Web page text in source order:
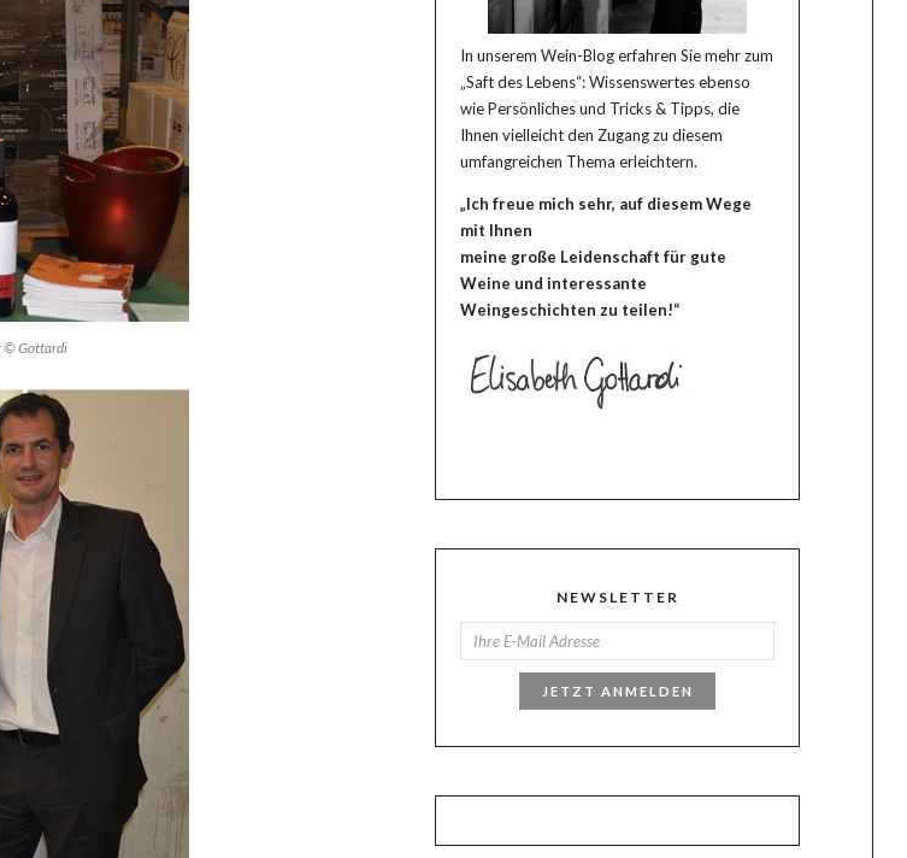
© Gottardi
In unserem Wein-Blog erfahren Sie mehr zum
„Saft des Lebens“: Wissenswertes ebenso
wie Persönliches und Tricks & Tipps, die
Ihnen vielleicht den Zugang zu diesem
umfangreichen Thema erleichtern.
„Ich freue mich sehr, auf diesem Wege
mit Ihnen
meine große Leidenschaft für gute
Weine und interessante
Weingeschichten zu teilen!“
NEWSLETTER
JETZT ANMELDEN